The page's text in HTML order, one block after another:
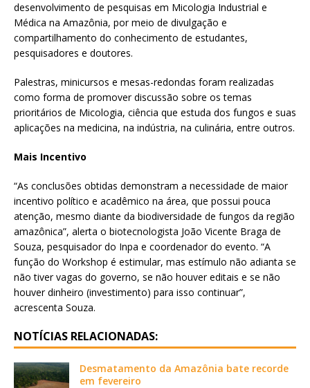
desenvolvimento de pesquisas em Micologia Industrial e
Médica na Amazônia, por meio de divulgação e
compartilhamento do conhecimento de estudantes,
pesquisadores e doutores.
Palestras, minicursos e mesas-redondas foram realizadas
como forma de promover discussão sobre os temas
prioritários de Micologia, ciência que estuda dos fungos e suas
aplicações na medicina, na indústria, na culinária, entre outros.
Mais Incentivo
“As conclusões obtidas demonstram a necessidade de maior
incentivo político e acadêmico na área, que possui pouca
atenção, mesmo diante da biodiversidade de fungos da região
amazônica”, alerta o biotecnologista João Vicente Braga de
Souza, pesquisador do Inpa e coordenador do evento. “A
função do Workshop é estimular, mas estímulo não adianta se
não tiver vagas do governo, se não houver editais e se não
houver dinheiro (investimento) para isso continuar”,
acrescenta Souza.
NOTÍCIAS RELACIONADAS:
Desmatamento da Amazônia bate recorde
em fevereiro